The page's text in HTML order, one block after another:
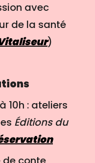
avec
de la santé
)
10h : ateliers
Éditions du